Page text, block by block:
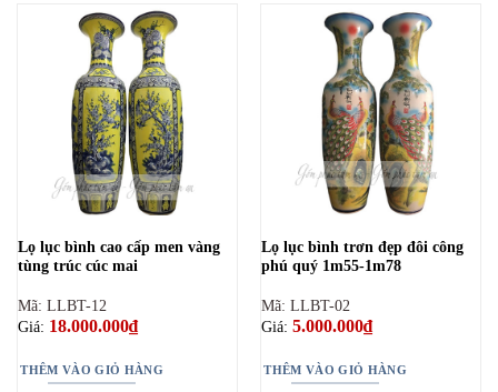
Lọ lục bình cao cấp men vàng
tùng trúc cúc mai
Mã: LLBT-12
Giá: 18.000.000₫
THÊM VÀO GIỎ HÀNG
Lọ lục bình trơn đẹp đôi công
phú quý 1m55-1m78
Mã: LLBT-02
Giá: 5.000.000₫
THÊM VÀO GIỎ HÀNG